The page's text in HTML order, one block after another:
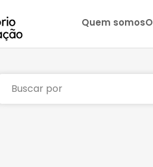
Quem somos
Buscar por